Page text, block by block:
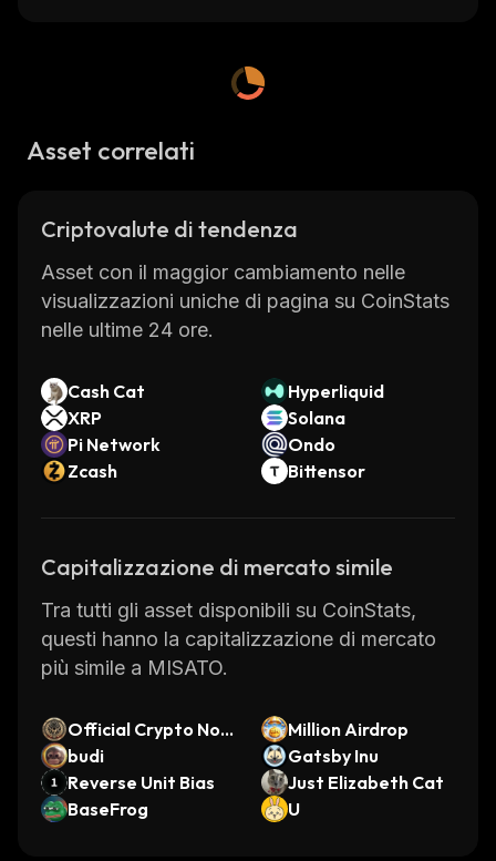
Asset correlati
Criptovalute di tendenza
Asset con il maggior cambiamento nelle
visualizzazioni uniche di pagina su CoinStats
nelle ultime 24 ore.
Cash Cat
Hyperliquid
XRP
Solana
Pi Network
Ondo
Zcash
Bittensor
Capitalizzazione di mercato simile
Tra tutti gli asset disponibili su CoinStats,
questi hanno la capitalizzazione di mercato
più simile a MISATO.
Official Crypto Nos
tra
Million Airdrop
budi
Gatsby Inu
Reverse Unit Bias
Just Elizabeth Cat
BaseFrog
U